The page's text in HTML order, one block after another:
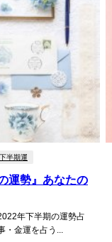
下半期運
運勢』あなたの
年下半期の運勢占
金運を占う...